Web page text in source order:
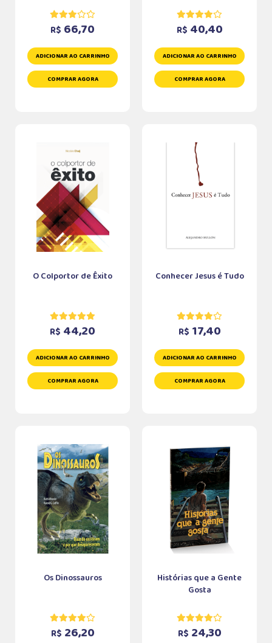
R$ 66,70
ADICIONAR AO CARRINHO
COMPRAR AGORA
R$ 40,40
ADICIONAR AO CARRINHO
COMPRAR AGORA
O Colportor de Êxito
R$ 44,20
ADICIONAR AO CARRINHO
COMPRAR AGORA
Conhecer Jesus é Tudo
R$ 17,40
ADICIONAR AO CARRINHO
COMPRAR AGORA
Os Dinossauros
R$ 26,20
Histórias que a Gente
Gosta
R$ 24,30